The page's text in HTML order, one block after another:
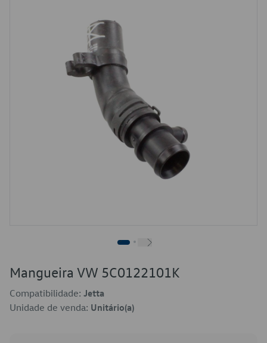
Mangueira VW 5C0122101K
Compatibilidade: Jetta
Unidade de venda: Unitário(a)